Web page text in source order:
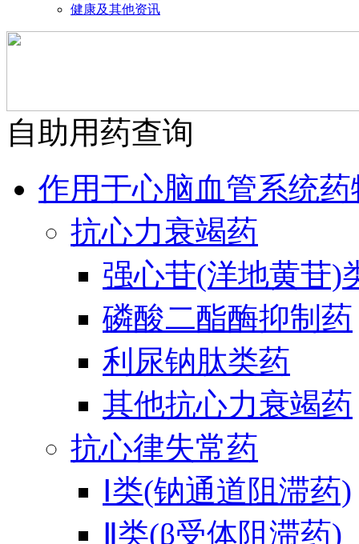
健康及其他资讯
自助用药查询
作用于心脑血管系统药
抗心力衰竭药
强心苷(洋地黄苷)
磷酸二酯酶抑制药
利尿钠肽类药
其他抗心力衰竭药
抗心律失常药
Ⅰ类(钠通道阻滞药)
Ⅱ类(β受体阻滞药)